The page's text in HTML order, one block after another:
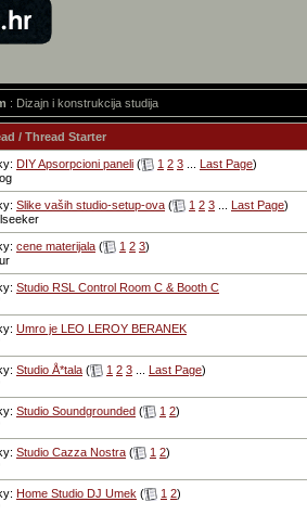
: Dizajn i konstrukcija studija
/ Thread Starter
DIY Apsorpcioni paneli ( 1 2 3 Last Page)
Slike vaših studio-setup-ova ( 1 2 3 Last Page)
cene materijala ( 1 2 3)
Studio RSL Control Room C & Booth C
Umro je LEO LEROY BERANEK
Studio Å*tala ( 1 2 3 Last Page)
Studio Soundgrounded ( 1 2)
Studio Cazza Nostra ( 1 2)
Home Studio DJ Umek ( 1 2)